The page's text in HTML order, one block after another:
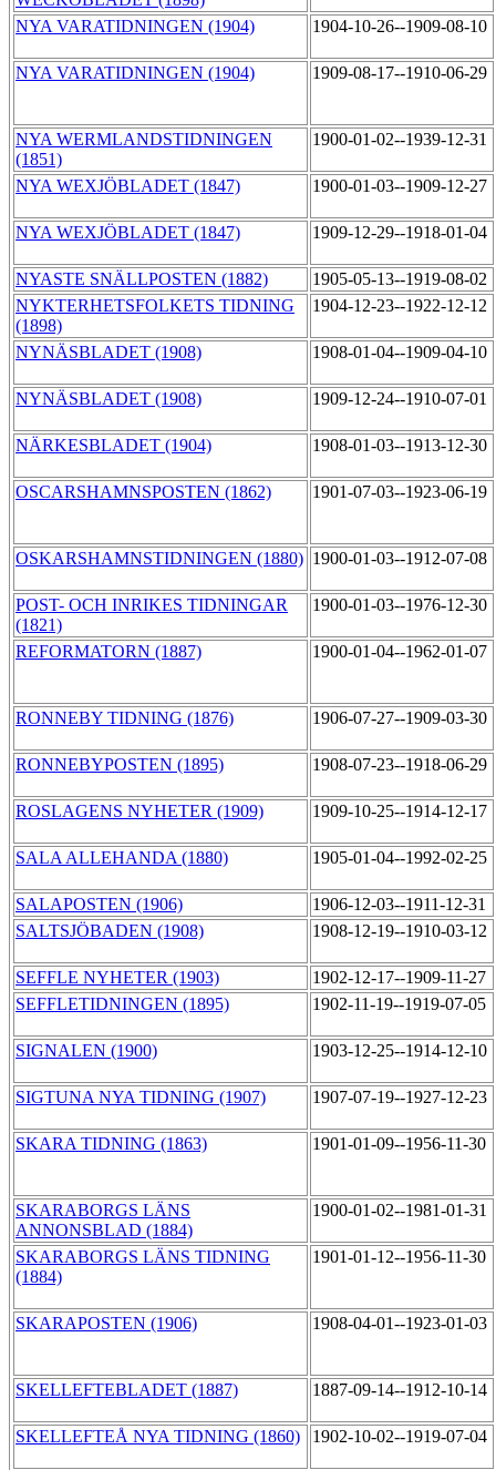
NYA VARATIDNINGEN (1904)
1904-10-26--1909-08-10
NYA VARATIDNINGEN (1904) 1909-08-17--1910-06-29
NYA WERMLANDSTIDNINGEN
(1851)
1900-01-02--1939-12-31
NYA WEXJÖBLADET (1847) 1900-01-03--1909-12-27
NYA WEXJÖBLADET (1847) 1909-12-29--1918-01-04
NYASTE SNÄLLPOSTEN (1882)
1905-05-13--1919-08-02
NYKTERHETSFOLKETS TIDNING
(1898)
1904-12-23--1922-12-12
NYNÄSBLADET (1908) 1908-01-04--1909-04-10
NYNÄSBLADET (1908) 1909-12-24--1910-07-01
NÄRKESBLADET (1904) 1908-01-03--1913-12-30
OSCARSHAMNSPOSTEN (1862) 1901-07-03--1923-06-19
OSKARSHAMNSTIDNINGEN (1880) 1900-01-03--1912-07-08
POST- OCH INRIKES TIDNINGAR
(1821)
1900-01-03--1976-12-30
REFORMATORN (1887) 1900-01-04--1962-01-07
RONNEBY TIDNING (1876) 1906-07-27--1909-03-30
RONNEBYPOSTEN (1895) 1908-07-23--1918-06-29
ROSLAGENS NYHETER (1909) 1909-10-25--1914-12-17
SALA ALLEHANDA (1880) 1905-01-04--1992-02-25
SALAPOSTEN (1906)
1906-12-03--1911-12-31
SALTSJÖBADEN (1908)
1908-12-19--1910-03-12
SEFFLE NYHETER (1903)
1902-12-17--1909-11-27
SEFFLETIDNINGEN (1895)
1902-11-19--1919-07-05
SIGNALEN (1900) 1903-12-25--1914-12-10
SIGTUNA NYA TIDNING (1907) 1907-07-19--1927-12-23
SKARA TIDNING (1863) 1901-01-09--1956-11-30
SKARABORGS LÄNS
ANNONSBLAD (1884)
1900-01-02--1981-01-31
SKARABORGS LÄNS TIDNING
(1884)
1901-01-12--1956-11-30
SKARAPOSTEN (1906) 1908-04-01--1923-01-03
SKELLEFTEBLADET (1887) 1887-09-14--1912-10-14
SKELLEFTEÅ NYA TIDNING (1860) 1902-10-02--1919-07-04